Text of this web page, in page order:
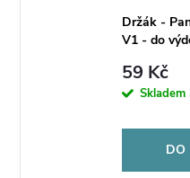
Držák -
V1 - do
59 Kč
Skladem
DO